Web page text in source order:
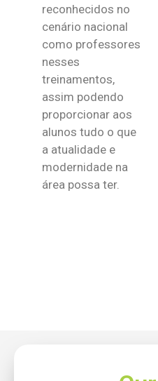
reconhecidos no
cenário nacional
como professores
nesses
treinamentos,
assim podendo
proporcionar aos
alunos tudo o que
a atualidade e
modernidade na
área possa ter.